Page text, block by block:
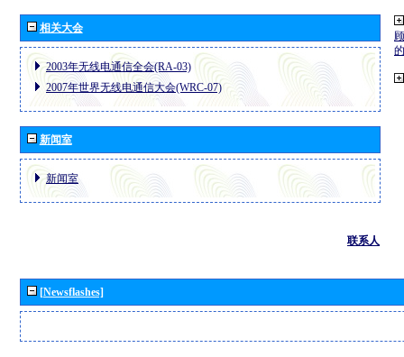
相关大会
2003年无线电通信全会(RA-03)
2007年世界无线电通信大会(WRC-07)
新闻室
新闻室
联系人
[Newsflashes]